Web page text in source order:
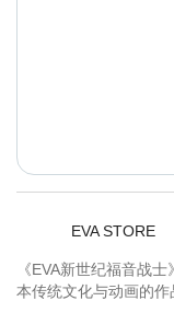
EVA STORE
《EVA新世纪福音战
本传统文化与动画的作